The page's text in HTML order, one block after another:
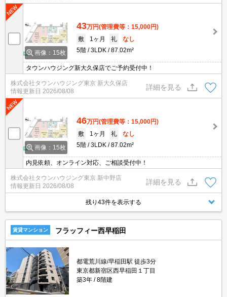
画像：15枚
43万円(管理費等：15,000円)
敷
1ヶ月 礼
なし
5階
3LDK 87.02m²
タウンハウジング新大久保店でご予約受付中！
株式会社タウンハウジング東京 新大久保店
情報更新日 2026/08/08
詳細を見る
画像：15枚
46万円(管理費等：15,000円)
敷
1ヶ月 礼
なし
5階
3LDK 87.02m²
内見依頼、オンライン対応、ご相談受付中！
株式会社タウンハウジング東京 新中野店
情報更新日 2026/08/08
詳細を見る
残り43件を表示する
賃貸マンション フラッフィー西早稲田
都電荒川線/早稲田駅 徒歩3分
東京都新宿区西早稲田１丁目
築3年
8階建